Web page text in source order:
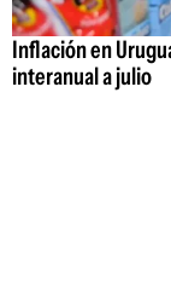
Inflación en
interanual a julio